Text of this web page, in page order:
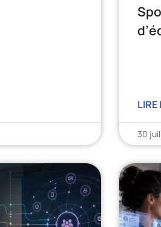
LIRE
30